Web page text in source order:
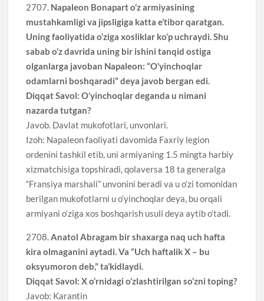
2707. Napaleon Bonapart o‘z armiyasining
mustahkamligi va jipsligiga katta e’tibor qaratgan.
Uning faoliyatida o‘ziga xosliklar ko‘p uchraydi. Shu
sabab o‘z davrida uning bir ishini tanqid ostiga
olganlarga javoban Napaleon: “O‘yinchoqlar
odamlarni boshqaradi” deya javob bergan edi.
Diqqat Savol: O’yinchoqlar deganda u nimani
nazarda tutgan?
Javob. Davlat mukofotlari, unvonlari.
Izoh: Napaleon faoliyati davomida Faxriy legion
ordenini tashkil etib, uni armiyaning 1.5 mingta harbiy
xizmatchisiga topshiradi, qolaversa 18 ta generalga
“Fransiya marshali” unvonini beradi va u o‘zi tomonidan
berilgan mukofotlarni u o‘yinchoqlar deya, bu orqali
armiyani o‘ziga xos boshqarish usuli deya aytib o‘tadi.
2708. Anatol Abragam bir shaxarga naq uch hafta
kira olmaganini aytadi. Va “Uch haftalik X – bu
oksyumoron deb,” ta’kidlaydi.
Diqqat Savol: X o‘rnidagi o’zlashtirilgan so‘zni toping?
Javob: Karantin